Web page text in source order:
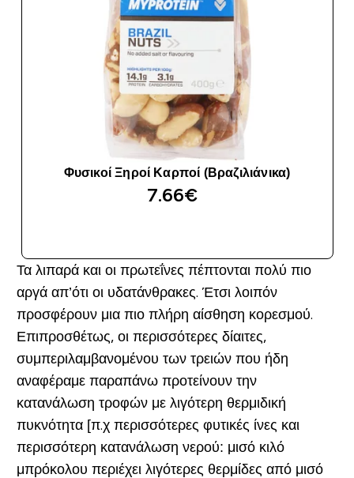
Φυσικοί Ξηροί Καρποί (Βραζιλιάνικα)
7.66€‎
Τα λιπαρά και οι πρωτεΐνες πέπτονται πολύ πιο
αργά απ’ότι οι υδατάνθρακες. Έτσι λοιπόν
προσφέρουν μια πιο πλήρη αίσθηση κορεσμού.
Επιπροσθέτως, οι περισσότερες δίαιτες,
συμπεριλαμβανομένου των τρειών που ήδη
αναφέραμε παραπάνω προτείνουν την
κατανάλωση τροφών με λιγότερη θερμιδική
πυκνότητα [π.χ περισσότερες φυτικές ίνες και
περισσότερη κατανάλωση νερού: μισό κιλό
μπρόκολου περιέχει λιγότερες θερμίδες από μισό